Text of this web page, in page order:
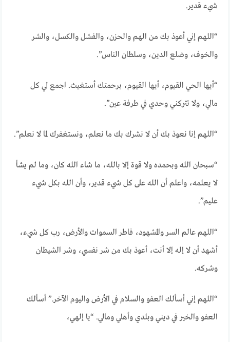
شيء قدير.
“اللهم إني أعوذ بك من الهم والحزن، والفشل والكسل، والشر
والخوف، وضلع الدين، وسلطان الناس”.
“أيها الحي القيوم، أيها القيوم، برحمتك أستغيث. اجمع لي كل
مالي، ولا تتركني وحدي في طرفة عين”.
“اللهم إنا نعوذ بك أن لا نشرك بك ما نعلم، ونستغفرك لما لا نعلم”.
“سبحان الله وبحمده ولا قوة إلا بالله، ما شاء الله كان، وما لم يشأ
لا يعلمه، واعلم أن الله على كل شيء قدير، وأن الله بكل شيء
عليم”.
“اللهم عالم السر والمشهود، فاطر السموات والأرض، رب كل شيء،
أشهد أن لا إله إلا أنت، أعوذ بك من شر نفسي، وشر الشيطان
وشركه.
“اللهم إني أسألك العفو والسلام في الأرض واليوم الآخر.” أسألك
العفو والخير في ديني وبلدي وأهلي ومالي. “يا إلهي،